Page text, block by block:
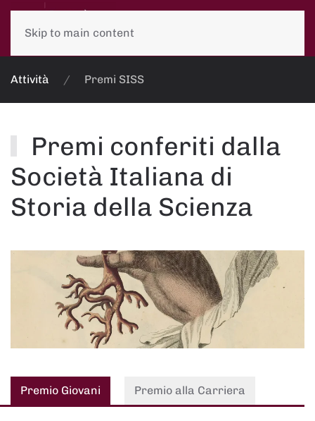
Skip to main content
Attività Premi SISS
Premi conferiti dalla
Società Italiana di
Storia della Scienza
Premio Giovani Premio alla Carriera